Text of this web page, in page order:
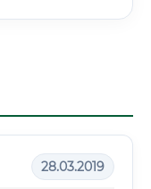
28.03.2019